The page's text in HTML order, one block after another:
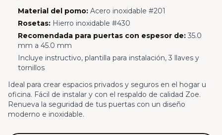
Material del pomo:Acero inoxidable #201
Rosetas:Hierro inoxidable #430
Recomendada para puertas con espesor de:35.0
mm a 45.0 mm
Incluye instructivo, plantilla para instalación, 3 llaves y
tornillos
Ideal para crear espacios privados y seguros en el hogar u
oficina. Fácil de instalar y con el respaldo de calidad Zoe.
Renueva la seguridad de tus puertas con un diseño
moderno e inoxidable.